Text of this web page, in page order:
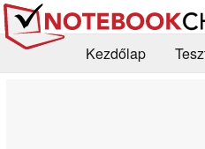
Kezdőlap